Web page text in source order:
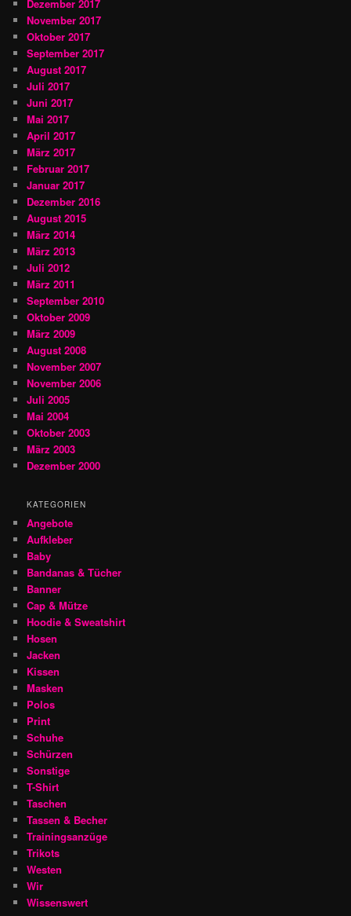
Dezember 2017
November 2017
Oktober 2017
September 2017
August 2017
Juli 2017
Juni 2017
Mai 2017
April 2017
März 2017
Februar 2017
Januar 2017
Dezember 2016
August 2015
März 2014
März 2013
Juli 2012
März 2011
September 2010
Oktober 2009
März 2009
August 2008
November 2007
November 2006
Juli 2005
Mai 2004
Oktober 2003
März 2003
Dezember 2000
KATEGORIEN
Angebote
Aufkleber
Baby
Bandanas & Tücher
Banner
Cap & Mütze
Hoodie & Sweatshirt
Hosen
Jacken
Kissen
Masken
Polos
Print
Schuhe
Schürzen
Sonstige
T-Shirt
Taschen
Tassen & Becher
Trainingsanzüge
Trikots
Westen
Wir
Wissenswert